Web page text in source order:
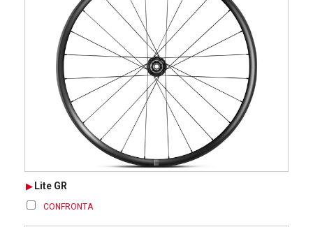
Lite GR
CONFRONTA